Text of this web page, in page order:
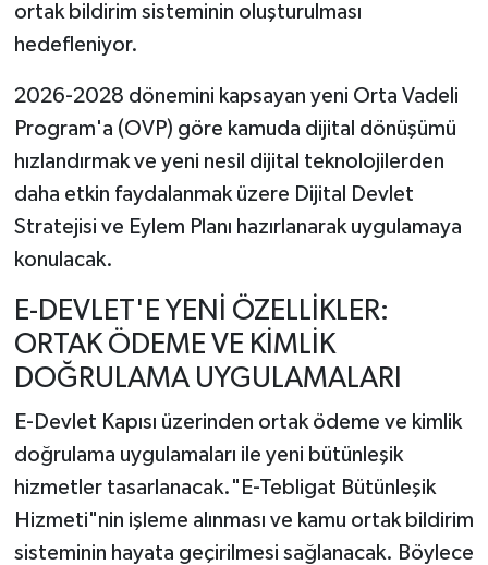
ortak bildirim sisteminin oluşturulması
hedefleniyor.
2026-2028 dönemini kapsayan yeni Orta Vadeli
Program'a (OVP) göre kamuda dijital dönüşümü
hızlandırmak ve yeni nesil dijital teknolojilerden
daha etkin faydalanmak üzere Dijital Devlet
Stratejisi ve Eylem Planı hazırlanarak uygulamaya
konulacak.
E-DEVLET'E YENİ ÖZELLİKLER:
ORTAK ÖDEME VE KİMLİK
DOĞRULAMA UYGULAMALARI
E-Devlet Kapısı üzerinden ortak ödeme ve kimlik
doğrulama uygulamaları ile yeni bütünleşik
hizmetler tasarlanacak."E-Tebligat Bütünleşik
Hizmeti"nin işleme alınması ve kamu ortak bildirim
sisteminin hayata geçirilmesi sağlanacak. Böylece